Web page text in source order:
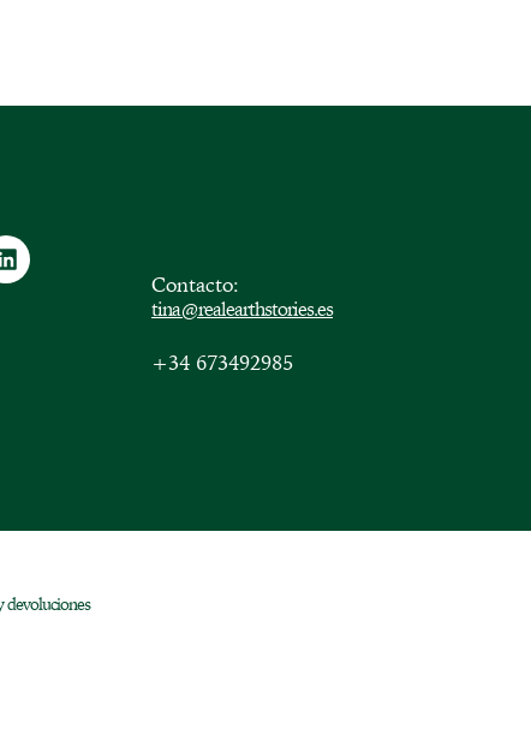
Contacto:
tina@realearthstories.es
+34 673492985
devoluciones